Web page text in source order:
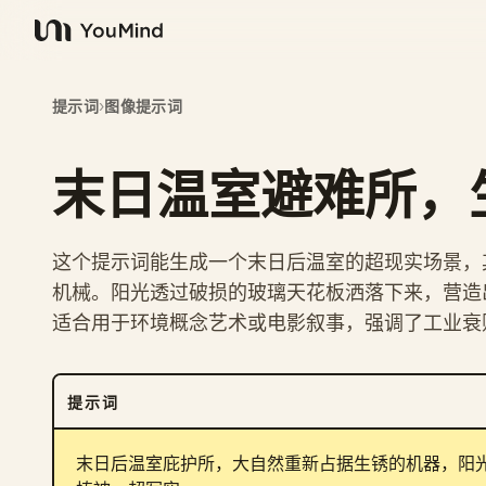
YouMind
提示词›图像提示词
末日温室避难所
这个提示词能生成一个末日后温室的超现实场景
机械。阳光透过破损的玻璃天花板洒落下来，营
适合用于环境概念艺术或电影叙事，强调了工业
提示词
末日后温室庇护所，大自然重新占据生锈的机器，